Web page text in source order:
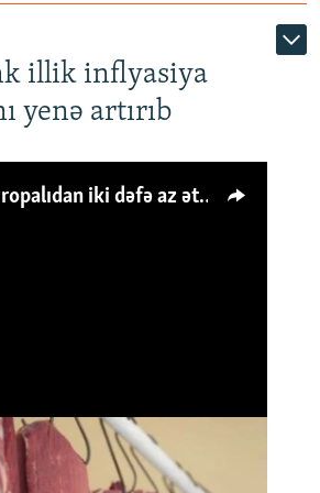
illik inflyasiya
yenə artırıb
Azərbaycanlı avropalıdan iki dəfə az ət yeyir, amma... 'Qiymət artımı qaçılmazdır'